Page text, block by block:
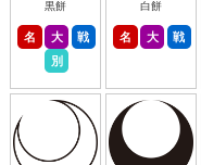
黒餅
名 大
戦
別
白餅
名 大 戦